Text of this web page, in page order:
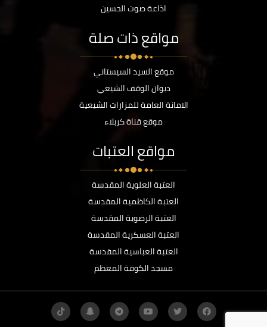
اذاعة صوت الحسين
مواقع ذات صلة
موقع السيد السيستاني
ديوان الوقف الشيعي
الامانة العامة للمزارات الشيعية
موقع قناة كربلاء
مواقع العتبات
العتبة العلوية المقدسة
العتبة الكاظمية المقدسة
العتبة الرضوية المقدسة
العتبة العسكرية المقدسة
العتبة العباسية المقدسة
مسجد الكوفة المعظم